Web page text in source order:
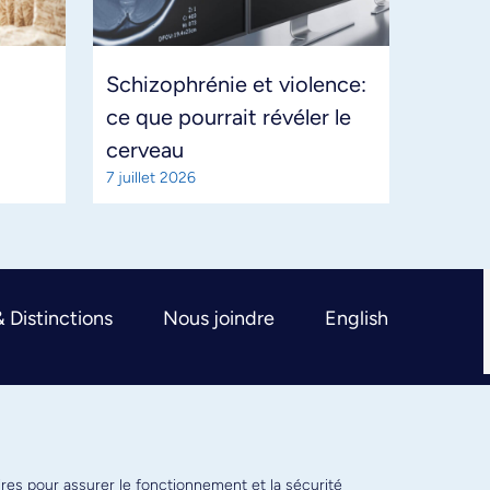
Schizophrénie et violence:
ce que pourrait révéler le
cerveau
7 juillet 2026
Distinctions Nous joindre English
pour assurer le fonctionnement et la sécurité